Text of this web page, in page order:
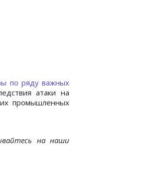
по ряду важных
атаки на
промышленных
на наши